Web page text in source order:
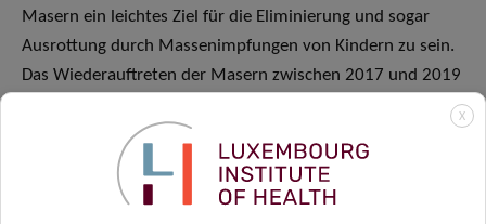
Masern ein leichtes Ziel für die Eliminierung und sogar
Ausrottung durch Massenimpfungen von Kindern zu sein.
Das Wiederauftreten der Masern zwischen 2017 und 2019
Erfolge bei der Masernbekämpfung sind.
Obwohl die gemeldeten Fallzahlen derzeit
X